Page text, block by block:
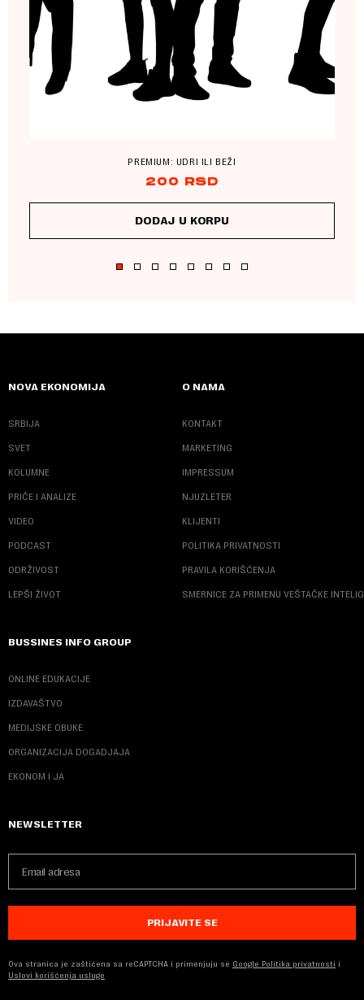
PREMIUM: UDRI ILI BEŽI
200 RSD
DODAJ U KORPU
NOVA EKONOMIJA
SRBIJA
SVET
KOLUMNE
PRIČE I ANALIZE
VIDEO
PODCAST
ODRŽIVOST
LEPŠI ŽIVOT
O NAMA
KONTAKT
MARKETING
IMPRESSUM
NJUZLETER
KLIJENTI
POLITIKA PRIVATNOSTI
PRAVILA KORIŠĆENJA
SMERNICE ZA PRIMENU VEŠTAČKE
BUSSINES INFO GROUP
ONLINE EDUKACIJE
IZDAVAŠTVO
MEDIJSKE OBUKE
ORGANIZACIJA DOGADJAJA
EKONOM I JA
NEWSLETTER
PRIJAVITE SE
Ova stranica je zaštićena sa reCAPTCHA i primenjuju se Google Politika privatnosti i
Uslovi korišćenja usluge